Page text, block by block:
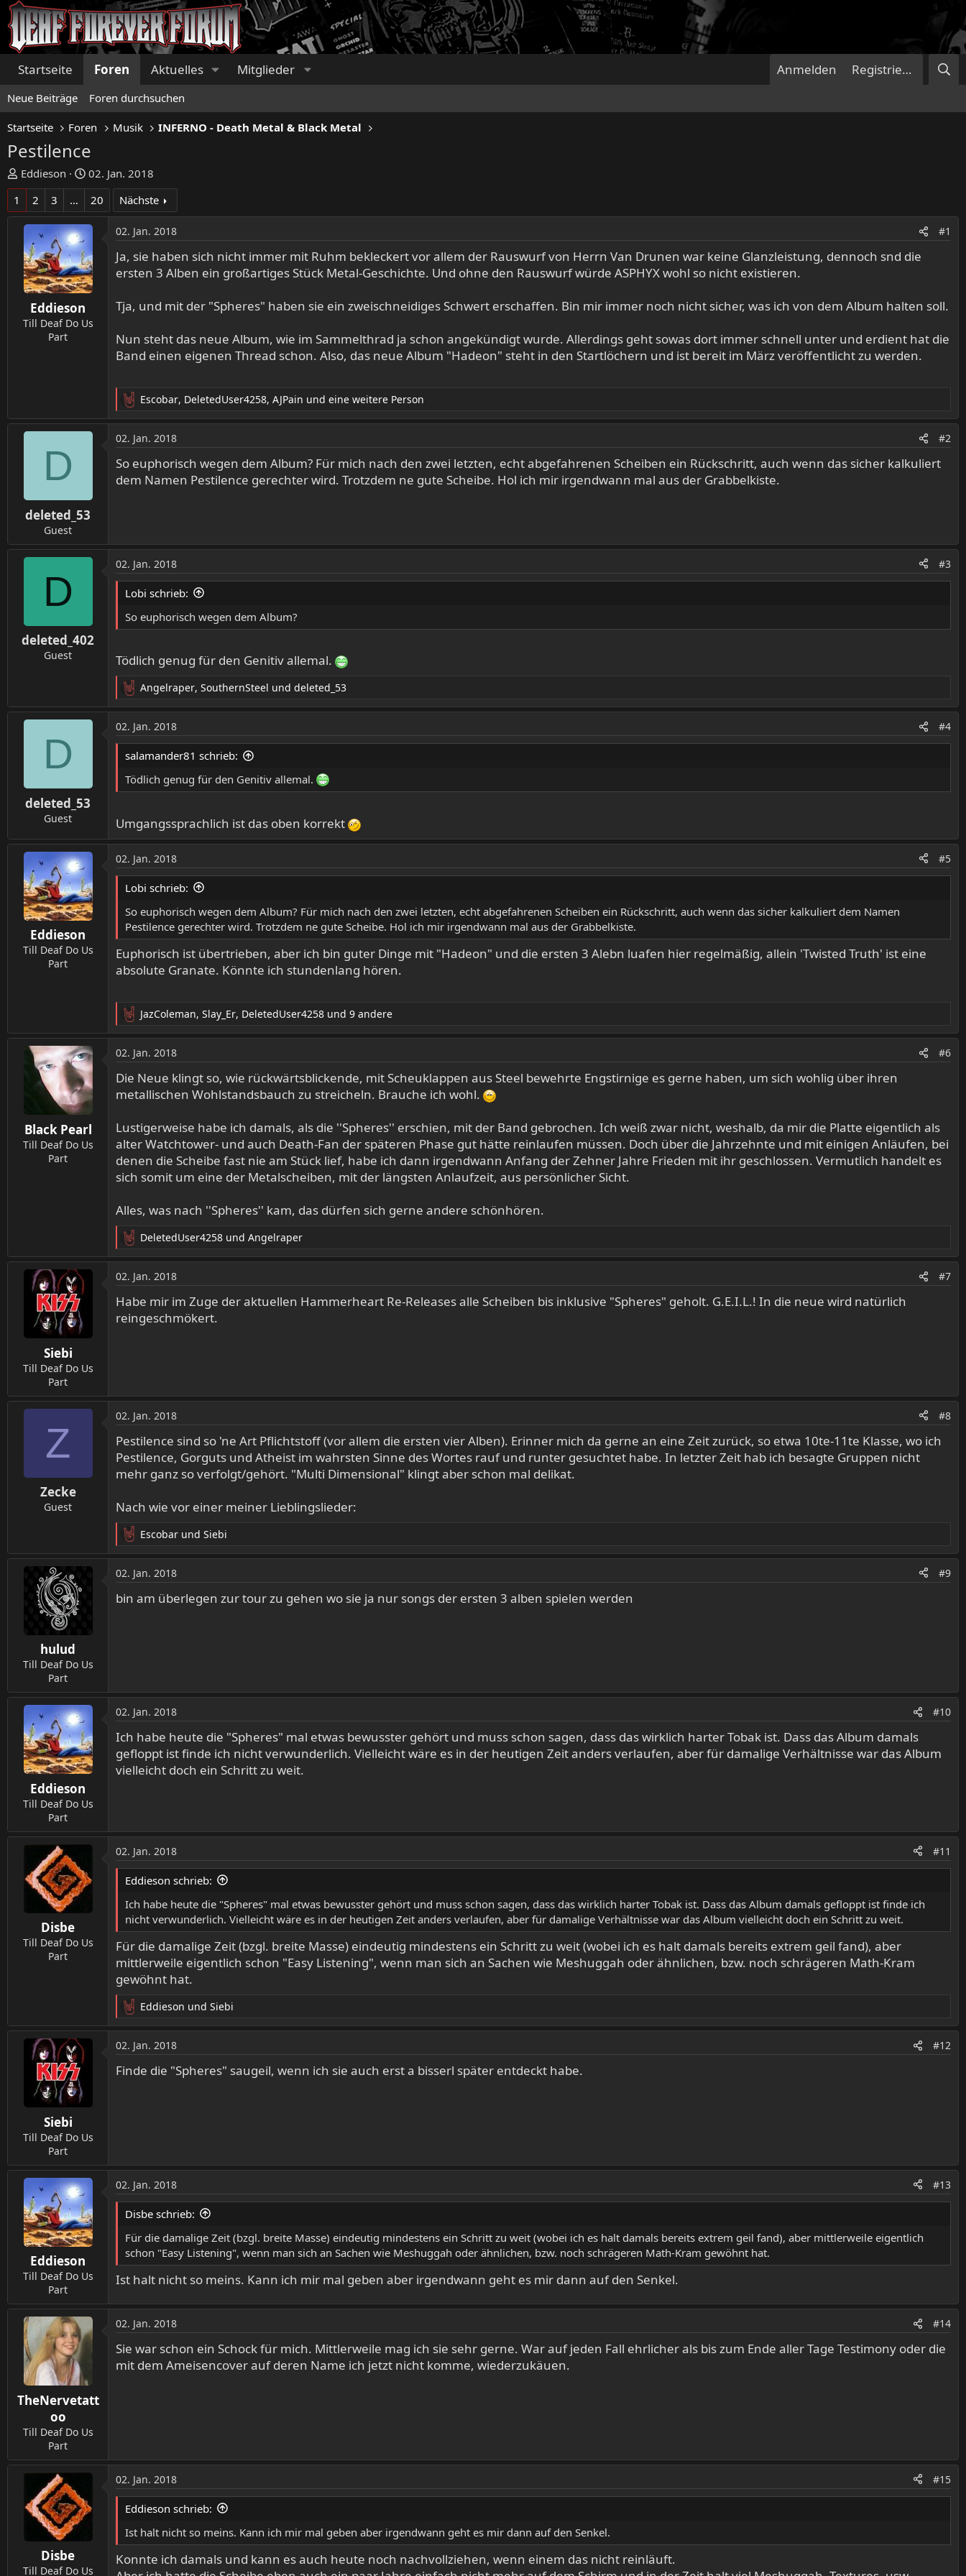
Startseite Foren Aktuelles Mitglieder Anmelden Registrieren
Neue Beiträge Foren durchsuchen
Startseite Foren Musik INFERNO - Death Metal & Black Metal
Pestilence
E
r
t
e
r
Eddieson
E
r
s
t
l
t
a
02. Jan. 2018
1
2 3 … 20 Nächste
Eddieson
Till Deaf Do Us
Part
02. Jan. 2018 #1
Ja, sie haben sich nicht immer mit Ruhm bekleckert vor allem der Rauswurf von Herrn Van Drunen war keine Glanzleistung, dennoch snd die
ersten 3 Alben ein großartiges Stück Metal-Geschichte. Und ohne den Rauswurf würde ASPHYX wohl so nicht existieren.
Tja, und mit der "Spheres" haben sie ein zweischneidiges Schwert erschaffen. Bin mir immer noch nicht sicher, was ich von dem Album halten soll.
Nun steht das neue Album, wie im Sammelthrad ja schon angekündigt wurde. Allerdings geht sowas dort immer schnell unter und erdient hat die
Band einen eigenen Thread schon. Also, das neue Album "Hadeon" steht in den Startlöchern und ist bereit im März veröffentlicht zu werden.
R
e
a
k
t
i
o
:
Escobar, DeletedUser4258, AJPain und eine weitere Person
D
deleted_53
Guest
02. Jan. 2018 #2
So euphorisch wegen dem Album? Für mich nach den zwei letzten, echt abgefahrenen Scheiben ein Rückschritt, auch wenn das sicher kalkuliert
dem Namen Pestilence gerechter wird. Trotzdem ne gute Scheibe. Hol ich mir irgendwann mal aus der Grabbelkiste.
D
deleted_402
Guest
02. Jan. 2018 #3
Lobi schrieb:
So euphorisch wegen dem Album?
Tödlich genug für den Genitiv allemal.
R
e
a
k
t
o
n
n
:
Angelraper, SouthernSteel und deleted_53
D
deleted_53
Guest
02. Jan. 2018 #4
salamander81 schrieb:
Tödlich genug für den Genitiv allemal.
Umgangssprachlich ist das oben korrekt
Eddieson
Till Deaf Do Us
Part
02. Jan. 2018 #5
Lobi schrieb:
So euphorisch wegen dem Album? Für mich nach den zwei letzten, echt abgefahrenen Scheiben ein Rückschritt, auch wenn das sicher kalkuliert dem Namen
Pestilence gerechter wird. Trotzdem ne gute Scheibe. Hol ich mir irgendwann mal aus der Grabbelkiste.
Euphorisch ist übertrieben, aber ich bin guter Dinge mit "Hadeon" und die ersten 3 Alebn luafen hier regelmäßig, allein 'Twisted Truth' ist eine
absolute Granate. Könnte ich stundenlang hören.
R
e
a
k
t
o
e
n
:
JazColeman, Slay_Er, DeletedUser4258 und 9 andere
Black Pearl
Till Deaf Do Us
Part
02. Jan. 2018 #6
Die Neue klingt so, wie rückwärtsblickende, mit Scheuklappen aus Steel bewehrte Engstirnige es gerne haben, um sich wohlig über ihren
metallischen Wohlstandsbauch zu streicheln. Brauche ich wohl.
Lustigerweise habe ich damals, als die ''Spheres'' erschien, mit der Band gebrochen. Ich weiß zwar nicht, weshalb, da mir die Platte eigentlich als
alter Watchtower- und auch Death-Fan der späteren Phase gut hätte reinlaufen müssen. Doch über die Jahrzehnte und mit einigen Anläufen, bei
denen die Scheibe fast nie am Stück lief, habe ich dann irgendwann Anfang der Zehner Jahre Frieden mit ihr geschlossen. Vermutlich handelt es
sich somit um eine der Metalscheiben, mit der längsten Anlaufzeit, aus persönlicher Sicht.
Alles, was nach ''Spheres'' kam, das dürfen sich gerne andere schönhören.
R
e
a
k
t
o
DeletedUser4258 und Angelraper
Siebi
Till Deaf Do Us
Part
02. Jan. 2018 #7
Habe mir im Zuge der aktuellen Hammerheart Re-Releases alle Scheiben bis inklusive "Spheres" geholt. G.E.I.L.! In die neue wird natürlich
reingeschmökert.
Z
Zecke
Guest
02. Jan. 2018 #8
Pestilence sind so 'ne Art Pflichtstoff (vor allem die ersten vier Alben). Erinner mich da gerne an eine Zeit zurück, so etwa 10te-11te Klasse, wo ich
Pestilence, Gorguts und Atheist im wahrsten Sinne des Wortes rauf und runter gesuchtet habe. In letzter Zeit hab ich besagte Gruppen nicht
mehr ganz so verfolgt/gehört. "Multi Dimensional" klingt aber schon mal delikat.
Nach wie vor einer meiner Lieblingslieder:
R
e
a
k
t
Escobar und Siebi
hulud
Till Deaf Do Us
Part
02. Jan. 2018 #9
bin am überlegen zur tour zu gehen wo sie ja nur songs der ersten 3 alben spielen werden
Eddieson
Till Deaf Do Us
Part
02. Jan. 2018 #10
Ich habe heute die "Spheres" mal etwas bewusster gehört und muss schon sagen, dass das wirklich harter Tobak ist. Dass das Album damals
gefloppt ist finde ich nicht verwunderlich. Vielleicht wäre es in der heutigen Zeit anders verlaufen, aber für damalige Verhältnisse war das Album
vielleicht doch ein Schritt zu weit.
Disbe
Till Deaf Do Us
Part
02. Jan. 2018 #11
Eddieson schrieb:
Ich habe heute die "Spheres" mal etwas bewusster gehört und muss schon sagen, dass das wirklich harter Tobak ist. Dass das Album damals gefloppt ist finde ich
nicht verwunderlich. Vielleicht wäre es in der heutigen Zeit anders verlaufen, aber für damalige Verhältnisse war das Album vielleicht doch ein Schritt zu weit.
Für die damalige Zeit (bzgl. breite Masse) eindeutig mindestens ein Schritt zu weit (wobei ich es halt damals bereits extrem geil fand), aber
mittlerweile eigentlich schon "Easy Listening", wenn man sich an Sachen wie Meshuggah oder ähnlichen, bzw. noch schrägeren Math-Kram
gewöhnt hat.
R
e
a
k
t
Eddieson und Siebi
Siebi
Till Deaf Do Us
Part
02. Jan. 2018 #12
Finde die "Spheres" saugeil, wenn ich sie auch erst a bisserl später entdeckt habe.
Eddieson
Till Deaf Do Us
Part
02. Jan. 2018 #13
Disbe schrieb:
Für die damalige Zeit (bzgl. breite Masse) eindeutig mindestens ein Schritt zu weit (wobei ich es halt damals bereits extrem geil fand), aber mittlerweile eigentlich
schon "Easy Listening", wenn man sich an Sachen wie Meshuggah oder ähnlichen, bzw. noch schrägeren Math-Kram gewöhnt hat.
Ist halt nicht so meins. Kann ich mir mal geben aber irgendwann geht es mir dann auf den Senkel.
TheNervetatt
oo
Till Deaf Do Us
Part
02. Jan. 2018 #14
Sie war schon ein Schock für mich. Mittlerweile mag ich sie sehr gerne. War auf jeden Fall ehrlicher als bis zum Ende aller Tage Testimony oder die
mit dem Ameisencover auf deren Name ich jetzt nicht komme, wiederzukäuen.
Disbe
Till Deaf Do Us
02. Jan. 2018 #15
Eddieson schrieb:
Ist halt nicht so meins. Kann ich mir mal geben aber irgendwann geht es mir dann auf den Senkel.
Konnte ich damals und kann es auch heute noch nachvollziehen, wenn einem das nicht reinläuft.